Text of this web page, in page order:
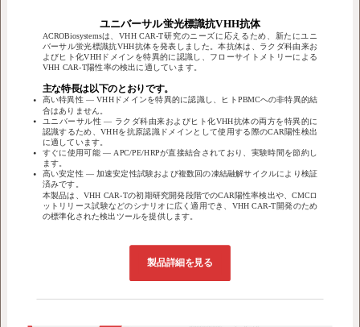
ユニバーサル蛍光標識抗VHH抗体
ACROBiosystemsは、VHH CAR-T研究のニーズに応えるため、新たにユニ
バーサル蛍光標識抗VHH抗体を発表しました。本抗体は、ラクダ科由来お
よびヒト化VHHドメインを特異的に認識し、フローサイトメトリーによる
VHH CAR-T陽性率の検出に適しています。
主な特長は以下のとおりです。
高い特異性 ― VHHドメインを特異的に認識し、ヒトPBMCへの非特異的結
合はありません。
ユニバーサル性 ― ラクダ科由来およびヒト化VHH抗体の両方を特異的に
認識するため、VHHを抗原認識ドメインとして使用する際のCAR陽性検出
に適しています。
すぐに使用可能 ― APC/PE/HRPが直接結合されており、実験時間を節約し
ます。
高い安定性 ― 加速安定性試験および複数回の凍結融解サイクルにより検証
済みです。
本製品は、VHH CAR-Tの初期研究開発段階でのCAR陽性率検出や、CMCロ
ットリリース試験などのシナリオに広く適用でき、VHH CAR-T開発のため
の標準化された検出ツールを提供します。
製品詳細を見る